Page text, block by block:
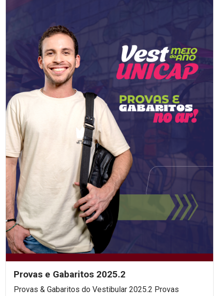
Provas e Gabaritos 2025.2
Provas & Gabaritos do Vestibular 2025.2 Provas